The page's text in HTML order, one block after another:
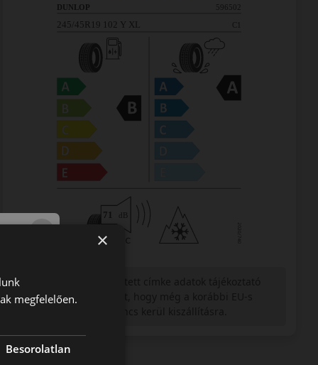
jellegűek. Előfordulhat, hogy még a korábbi EU-s
×
megfelelően.
Besorolatlan